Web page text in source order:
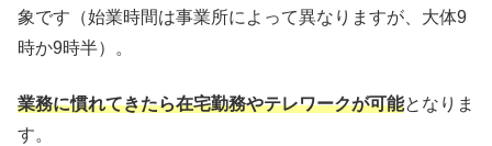
象です（始業時間は事業所によって異なりますが、大体9
時か9時半）。
業務に慣れてきたら在宅勤務やテレワークが可能となりま
す。